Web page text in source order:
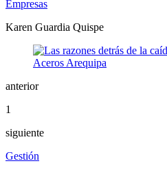
Empresas
Karen Guardia Quispe
anterior
1
siguiente
Gestión